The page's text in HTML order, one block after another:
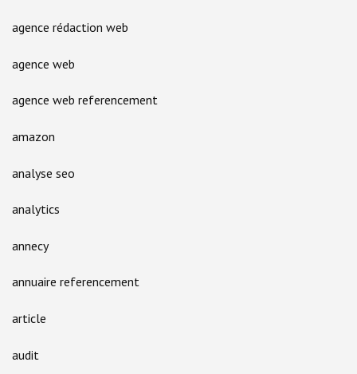
agence rédaction web
agence web
agence web referencement
amazon
analyse seo
analytics
annecy
annuaire referencement
article
audit